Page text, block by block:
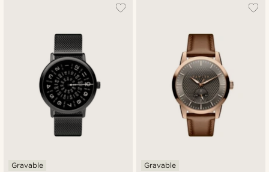
Gravable Gravable